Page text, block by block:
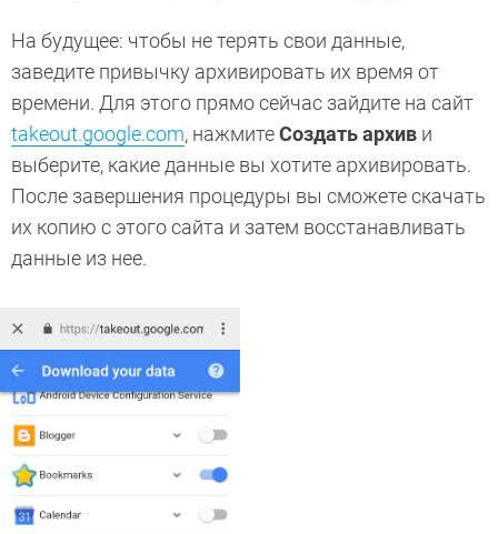
На будущее: чтобы не терять свои данные,
заведите привычку архивировать их время от
времени. Для этого прямо сейчас зайдите на сайт
takeout.google.com, нажмитеСоздать архив и
выберите, какие данные вы хотите архивировать.
После завершения процедуры вы сможете скачать
их копию с этого сайта и затем восстанавливать
данные из нее.